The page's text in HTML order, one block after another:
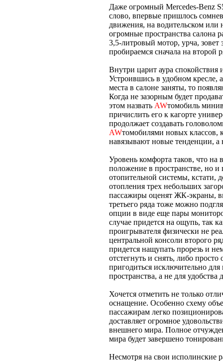
Даже огромный Mercedes-Benz
слово, впервые пришлось
движения, на водительском или
огромные пространства салона
3,5-литровый мотор, урча,
пробираемся сначала на второй
Внутри царит аура
Устроившись в удобном кресле,
места в салоне заняты, то
Когда не зазорным будет
этом назвать AWтомобиль
причислить его к кагорте
продолжает создавать
AWтомобилями новых классов,
навязывают новые тенденции,
Уровень комфорта таков, что на
положение в пространстве, но
отопительной системы, кстати,
отопления трех небольших
пассажиры оценят ЖК-экраны,
третьего ряда тоже можно
опции в виде еще пары
случае придется на ощупь, так
проигрывателя физически не
центральной консоли второго
придется нащупать прорезь и
отстегнуть и снять, либо
пригодиться исключительно
пространства, а не для
Хочется отметить не только
оснащение. Особенно схему
пассажирам легко
доставляет огромное
внешнего мира. Полное
мира будет завершено
Несмотря на свои исполинские